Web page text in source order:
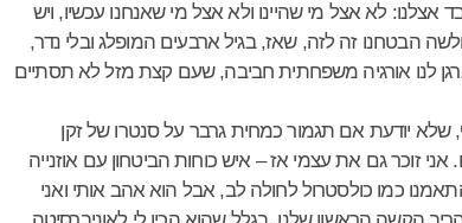
לא אצל מי שהיינו ולא אצל מי שאנחנו עכשיו, ויש
הבטחנו זה לזה, שאז, בגיל ארבעים המופלג ובלי נדר,
לנו אורגיה משפחתית חביבה, שעם קצת מזל לא תסתיים
שלא יודעת אם תגמור כמחית גרבר על סנטרו של זקן
זוכר גם את עצמי אז – איש כוחות הביטחון עם אוזנייה
כמו כולסטרול לחולה לב, אבל הוא אהב אותי ואני